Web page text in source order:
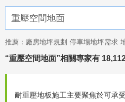
推薦： 廠房地坪規劃 停車場地坪需求
“重壓空間地面”相關專家有
耐重壓地板施工主要聚焦於可承